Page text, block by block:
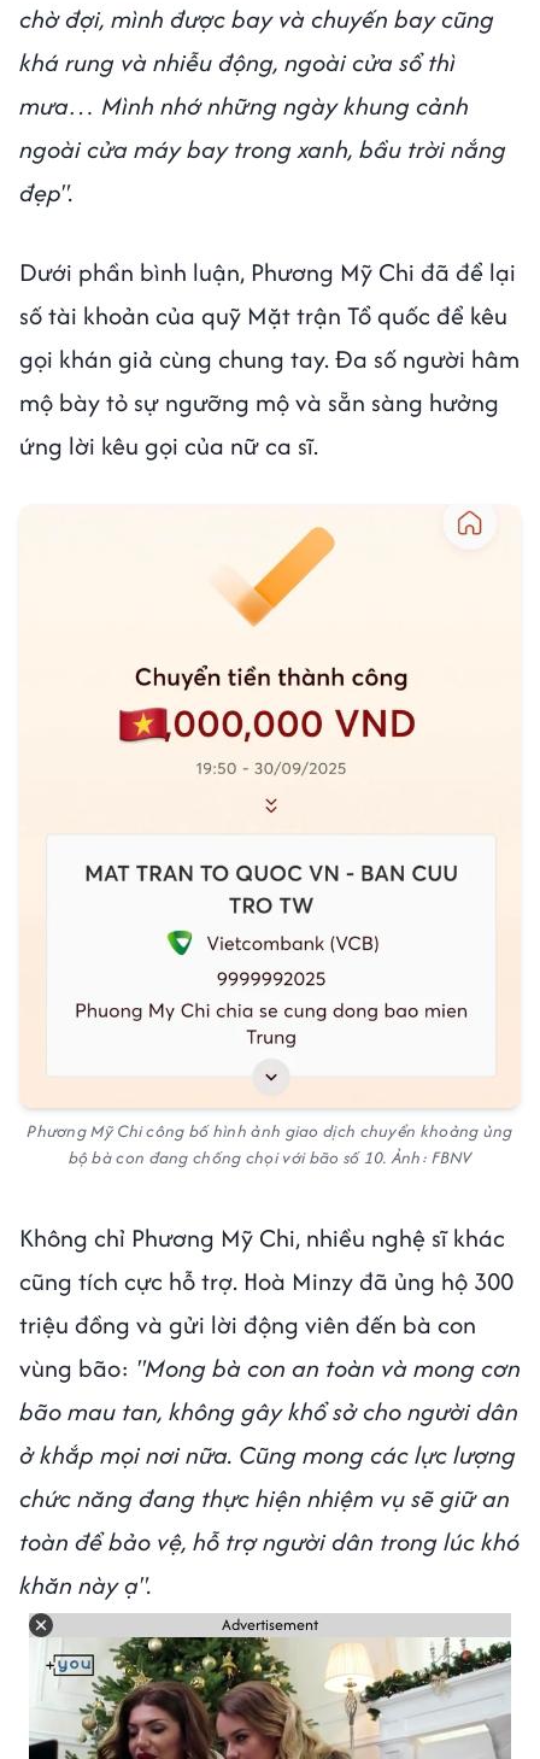
chờ đợi, mình được bay và chuyến bay cũng
khá rung và nhiễu động, ngoài cửa sổ thì
mưa… Mình nhớ những ngày khung cảnh
ngoài cửa máy bay trong xanh, bầu trời nắng
đẹp".
Dưới phần bình luận, Phương Mỹ Chi đã để lại
số tài khoản của quỹ Mặt trận Tổ quốc để kêu
gọi khán giả cùng chung tay. Đa số người hâm
mộ bày tỏ sự ngưỡng mộ và sẵn sàng hưởng
ứng lời kêu gọi của nữ ca sĩ.
Phương Mỹ Chi công bố hình ảnh giao dịch chuyển khoảng ủng
bộ bà con đang chống chọi với bão số 10. Ảnh: FBNV
Không chỉ Phương Mỹ Chi, nhiều nghệ sĩ khác
cũng tích cực hỗ trợ. Hoà Minzy đã ủng hộ 300
triệu đồng và gửi lời động viên đến bà con
vùng bão: "Mong bà con an toàn và mong cơn
bão mau tan, không gây khổ sở cho người dân
ở khắp mọi nơi nữa. Cũng mong các lực lượng
chức năng đang thực hiện nhiệm vụ sẽ giữ an
toàn để bảo vệ, hỗ trợ người dân trong lúc khó
khăn này ạ".
Advertisement